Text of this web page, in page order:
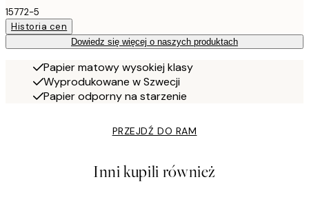
15772-5
Historia cen
Dowiedz się więcej o naszych produktach
Papier matowy wysokiej klasy
Wyprodukowane w Szwecji
Papier odporny na starzenie
PRZEJDŹ DO RAM
Inni kupili również